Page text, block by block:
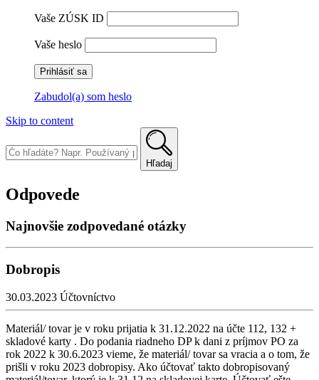
Vaše ZÚSK ID
Vaše heslo
Zabudol(a) som heslo
Skip to content
Hľadaj
Odpovede
Najnovšie zodpovedané otázky
Dobropis
30.03.2023 Účtovníctvo
Materiál/ tovar je v roku prijatia k 31.12.2022 na účte 112, 132 +
skladové karty . Do podania riadneho DP k dani z príjmov PO za
rok 2022 k 30.6.2023 vieme, že materiál/ tovar sa vracia a o tom, že
prišli v roku 2023 dobropisy. Ako účtovať takto dobropisovaný